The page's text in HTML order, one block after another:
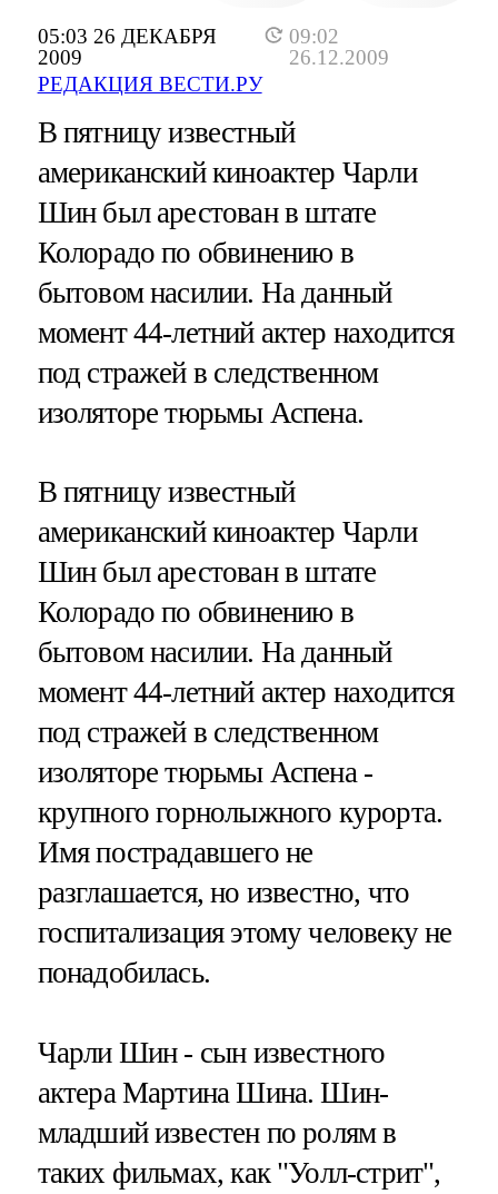
05:03 26 ДЕКАБРЯ
2009
09:02
26.12.2009
РЕДАКЦИЯ ВЕСТИ.РУ
В пятницу известный
американский киноактер Чарли
Шин был арестован в штате
Колорадо по обвинению в
бытовом насилии. На данный
момент 44-летний актер находится
под стражей в следственном
изоляторе тюрьмы Аспена.
В пятницу известный
американский киноактер Чарли
Шин был арестован в штате
Колорадо по обвинению в
бытовом насилии. На данный
момент 44-летний актер находится
под стражей в следственном
изоляторе тюрьмы Аспена -
крупного горнолыжного курорта.
Имя пострадавшего не
разглашается, но известно, что
госпитализация этому человеку не
понадобилась.
Чарли Шин - сын известного
актера Мартина Шина. Шин-
младший известен по ролям в
таких фильмах, как "Уолл-стрит",